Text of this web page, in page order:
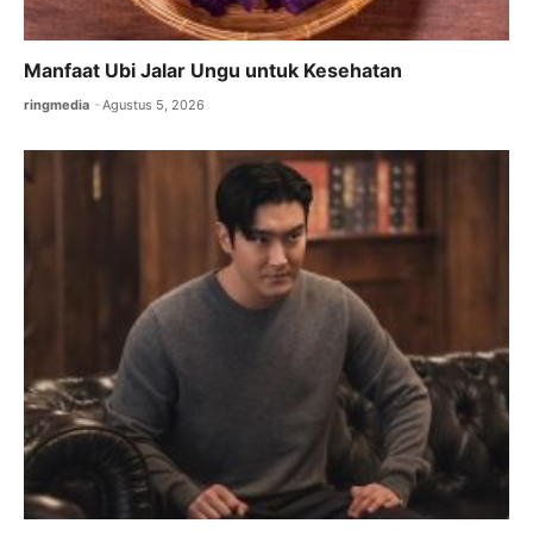
Manfaat Ubi Jalar Ungu untuk Kesehatan
ringmedia Agustus 5, 2026